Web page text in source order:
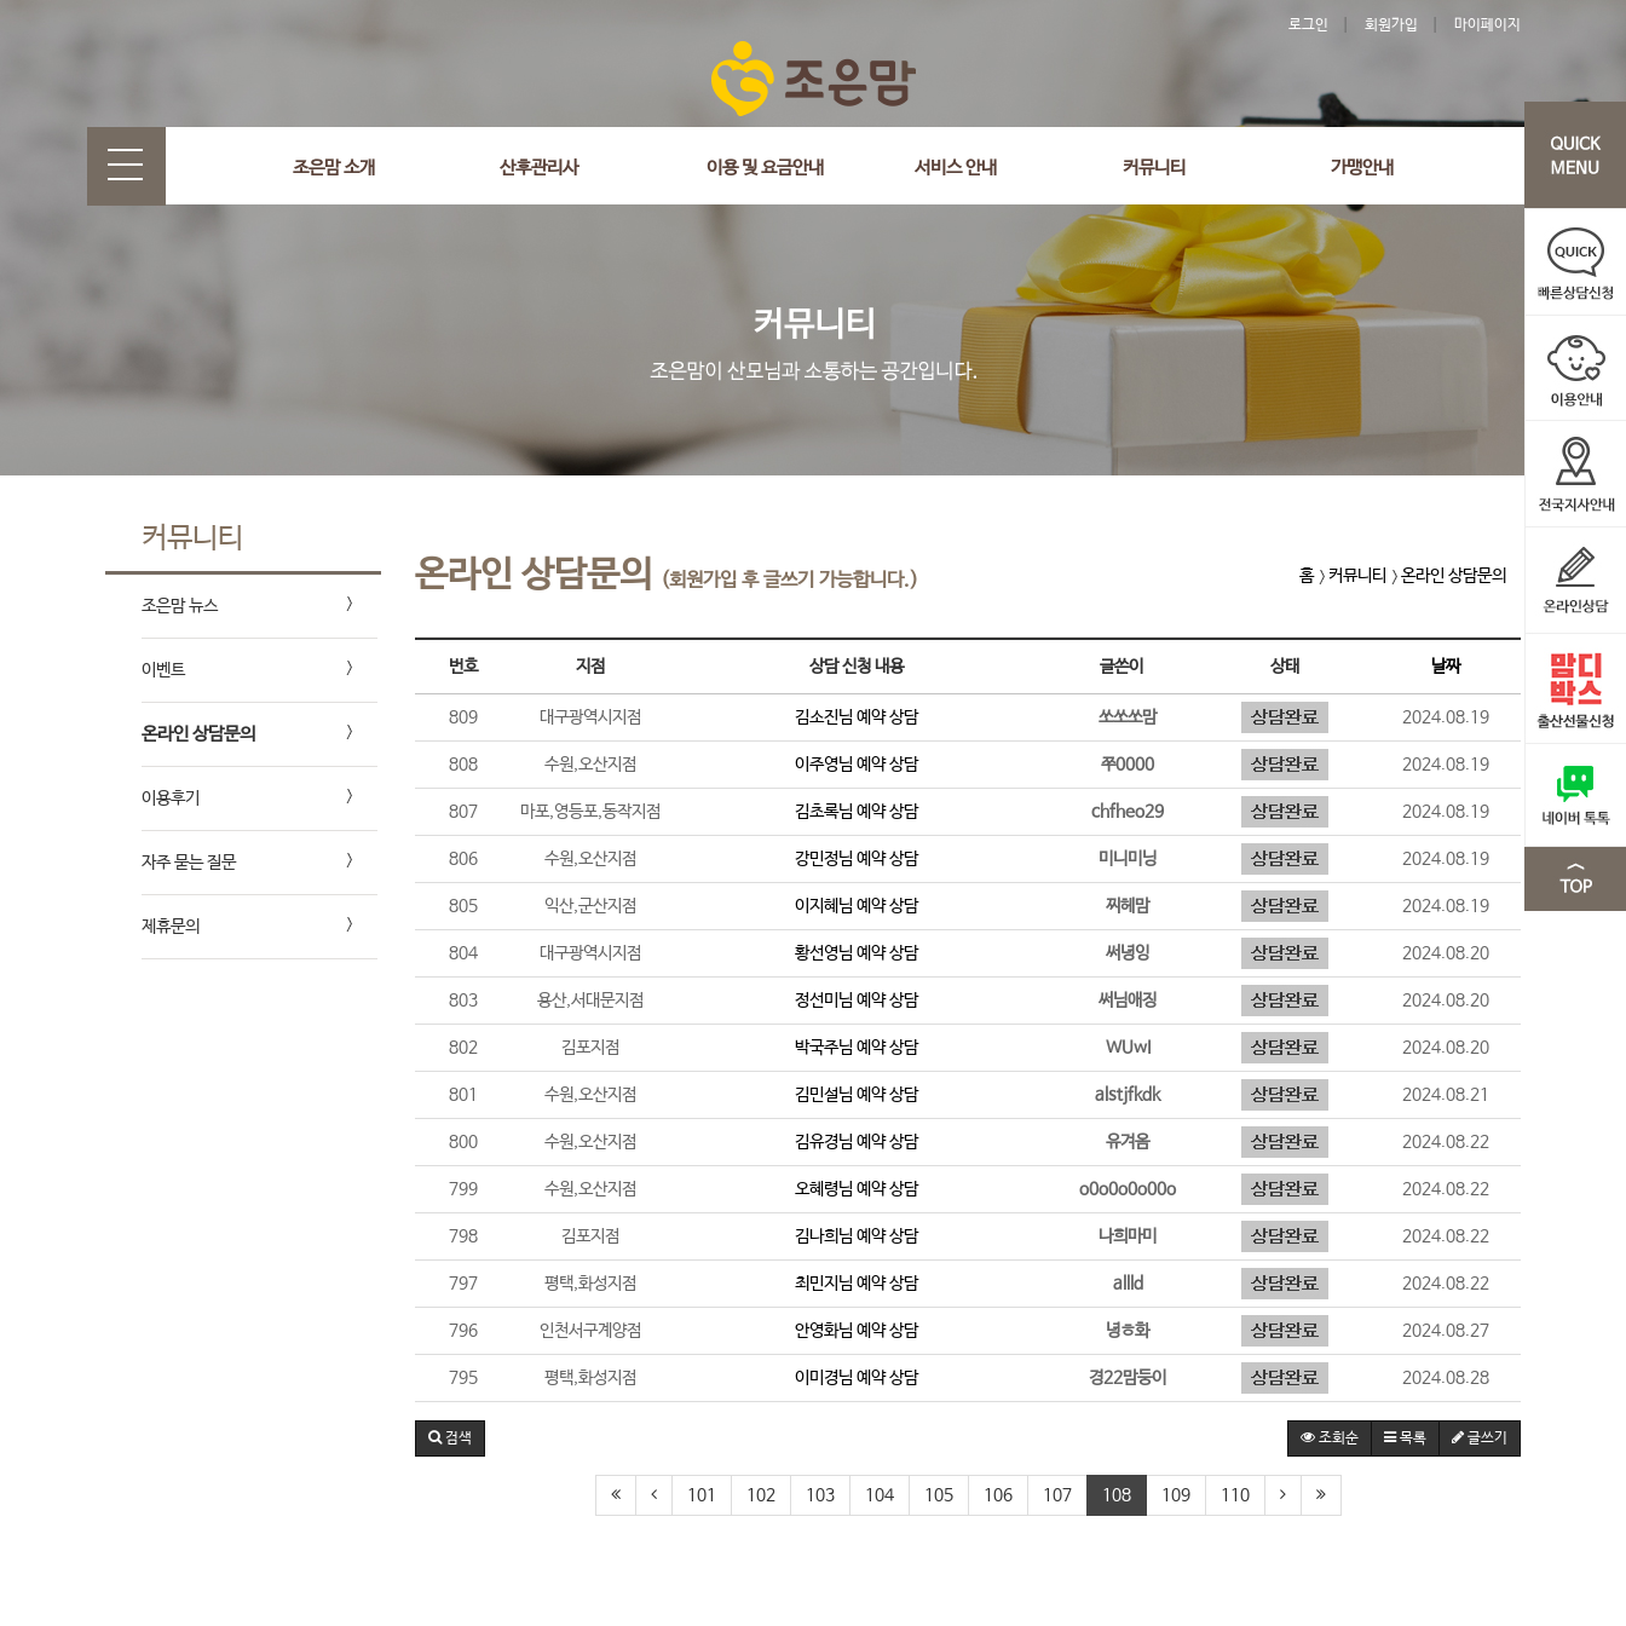
로그인 회원가입 마이페이지
조은맘 소개 산후관리사 이용 및 요금안내 서비스 안내 커뮤니티 가맹안내
커뮤니티
조은맘 뉴스
이벤트
온라인 상담문의
이용후기
자주 묻는 질문
제휴문의
온라인 상담문의 (회원가입 후 글쓰기 가능합니다.) 홈 커뮤니티 온라인 상담문의
번호 지점 상담 신청 내용 글쓴이 상태 날짜
809 대구광역시지점 김소진님 예약 상담 쏘쏘쏘맘 2024.08.19
808 수원,오산지점 이주영님 예약 상담 쭈0000 2024.08.19
807 마포,영등포,동작지점 김초록님 예약 상담 chfheo29 2024.08.19
806 수원,오산지점 강민정님 예약 상담 미니미닝 2024.08.19
805 익산,군산지점 이지혜 님 예약 상담 찌헤맘 2024.08.19
804 대구광역시지점 황선영님 예약 상담 써녕잉 2024.08.20
803 용산,서대문지점 정선미 님 예약 상담 써님애징 2024.08.20
802 김포지점 박국주님 예약 상담 WUwI 2024.08.20
801 수원,오산지점 김민설님 예약 상담 alstjfkdk 2024.08.21
800 수원,오산지점 김유경님 예약 상담 유겨옴 2024.08.22
799 수원,오산지점 오혜령님 예약 상담 o0o0o0o00o 2024.08.22
798 김포지점 김나희님 예약 상담 나희마미 2024.08.22
797 평택,화성지점 최민지 님 예약 상담 allld 2024.08.22
796 인천서구계양점 안영화님 예약 상담 녕ㅎ화 2024.08.27
795 평택,화성지점 이미경님 예약 상담 경22맘둥이 2024.08.28
조회순 목록 글쓰기
검색
101 102 103 104 105 106 107 108 109 110